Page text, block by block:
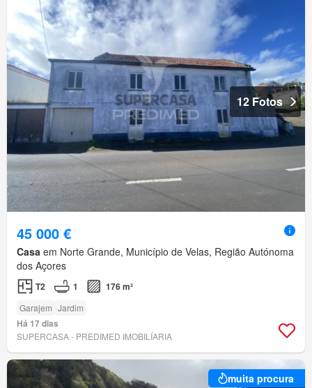
12 Fotos
45 000 €
Casa em Norte Grande, Município de Velas, Região Autónoma
dos Açores
T2 1 176 m²
Garajem Jardim
Há 17 dias
SUPERCASA - PREDIMED IMOBILÍARIA
muita procura